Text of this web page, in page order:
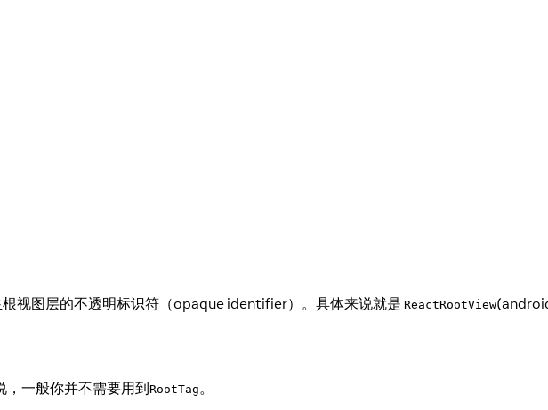
视图层的不透明标识符（opaque identifier）。具体来说就是 ReactRootView
一般你并不需要用到RootTag。